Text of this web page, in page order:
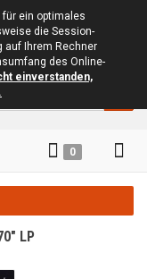
für ein optimales
die Session-
auf Ihrem Rechner
des Online-
einverstanden,
0
LP